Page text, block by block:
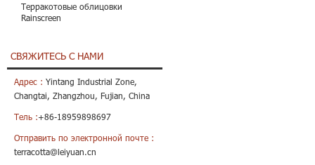
Терракотовые облицовки
Rainscreen
СВЯЖИТЕСЬ С НАМИ
Адрес : Yintang Industrial Zone,
Changtai, Zhangzhou, Fujian, China
Тель :+86-18959898697
Отправить по электронной почте :
terracotta@leiyuan.cn